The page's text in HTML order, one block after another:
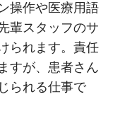
操作や医療用語
輩スタッフのサ
られます。責任
すが、患者さん
られる仕事で